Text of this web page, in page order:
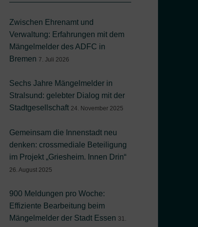
Zwischen Ehrenamt und
Verwaltung: Erfahrungen mit dem
Mängelmelder des ADFC in
Bremen 7. Juli 2026
Sechs Jahre Mängelmelder in
Stralsund: gelebter Dialog mit der
Stadtgesellschaft 24. November 2025
Gemeinsam die Innenstadt neu
denken: crossmediale Beteiligung
im Projekt „Griesheim. Innen Drin“
26. August 2025
900 Meldungen pro Woche:
Effiziente Bearbeitung beim
Mängelmelder der Stadt Essen 31.